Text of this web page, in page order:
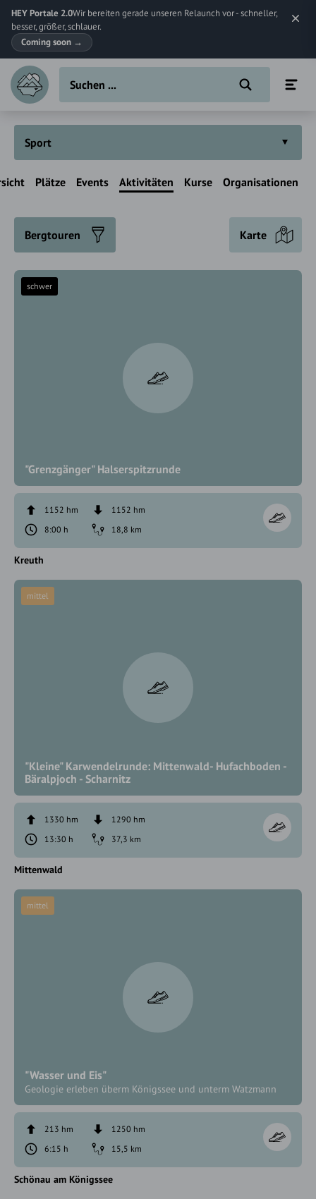
HEY Portale 2.0Wir bereiten gerade unseren Relaunch vor - schneller,
besser, größer, schlauer.
Coming soon →
Sport
Plätze Events Aktivitäten Kurse Organisationen
Bergtouren Karte
"Grenzgänger" Halserspitzrunde
schwer
1152 hm
1152 hm
8:00 h
18,8 km
Kreuth
"Kleine" Karwendelrunde: Mittenwald- Hufachboden -
Bäralpjoch - Scharnitz
mittel
1330 hm
1290 hm
13:30 h
37,3 km
Mittenwald
"Wasser und Eis"
Geologie erleben überm Königssee und unterm Watzmann
mittel
213 hm
1250 hm
6:15 h
15,5 km
Schönau am Königssee